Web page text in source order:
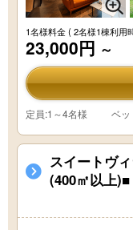
1名様料金( 2名様1棟利用
23,000円 ～
定員:1～4名様 ベッ
スイートヴ
(400㎡以上)■